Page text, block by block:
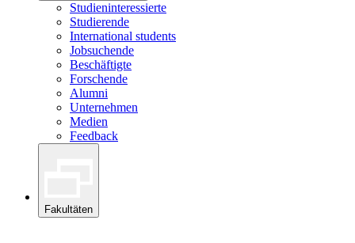
Studieninteressierte
Studierende
International students
Jobsuchende
Beschäftigte
Forschende
Alumni
Unternehmen
Medien
Feedback
Fakultäten